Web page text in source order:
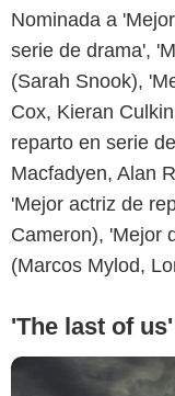
Nominada a
serie de drama',
(Sarah Snook),
Cox, Kieran
reparto en serie
Macfadyen, Alan
'Mejor actriz de
Cameron), 'Mejor
(Marcos Mylod,
'The last of